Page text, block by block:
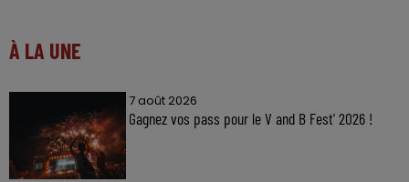
À LA UNE
7 août 2026
Gagnez vos pass pour le V and B Fest' 2026 !